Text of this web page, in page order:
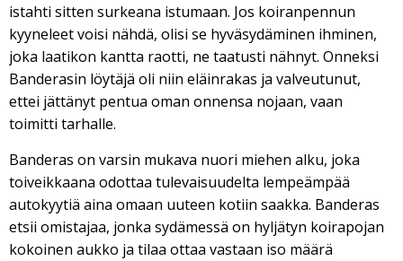
istahti sitten surkeana istumaan. Jos koiranpennun
kyyneleet voisi nähdä, olisi se hyväsydäminen ihminen,
joka laatikon kantta raotti, ne taatusti nähnyt. Onneksi
Banderasin löytäjä oli niin eläinrakas ja valveutunut,
ettei jättänyt pentua oman onnensa nojaan, vaan
toimitti tarhalle.
Banderas on varsin mukava nuori miehen alku, joka
toiveikkaana odottaa tulevaisuudelta lempeämpää
autokyytiä aina omaan uuteen kotiin saakka. Banderas
etsii omistajaa, jonka sydämessä on hyljätyn koirapojan
kokoinen aukko ja tilaa ottaa vastaan iso määrä